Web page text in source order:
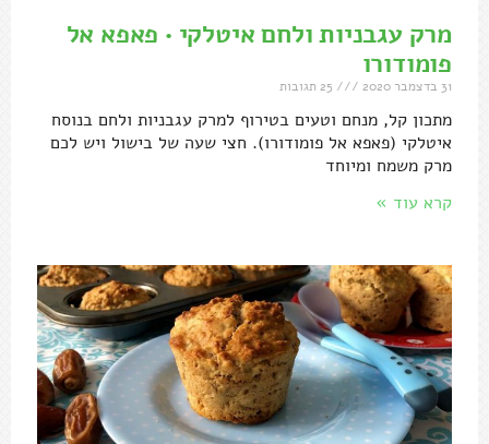
מרק עגבניות ולחם איטלקי • פאפא אל
פומודורו
31 בדצמבר 2020
מתכון קל, מנחם וטעים בטירוף למרק עגבניות ולחם בנוסח
איטלקי (פאפא אל פומודורו). חצי שעה של בישול ויש לכם
מרק משמח ומיוחד
קרא עוד »